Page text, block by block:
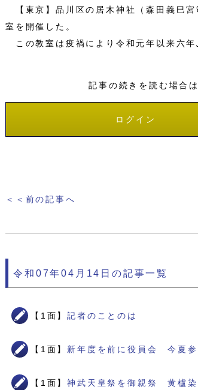
【東京】品川区の居木神社（森田義巳
室を開催した。
この教室は疫禍により令和元年以来六
記事の続きを読む場合
ログイン
＜＜前の記事へ
令和07年04月14日の記事一覧
【1面】記者のことのは
【1面】 新年度を前に役員会 今夏
【1面】神武天皇祭を御親祭 黄櫨染